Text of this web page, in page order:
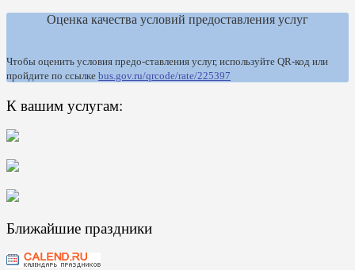
Оценка качества условий предоставления услуг
Чтобы оценить условия предо-ставления услуг, используйте QR-код или
пройдите по ссылке bus.gov.ru/qrcode/rate/225397
К вашим услугам:
Ближайшие праздники